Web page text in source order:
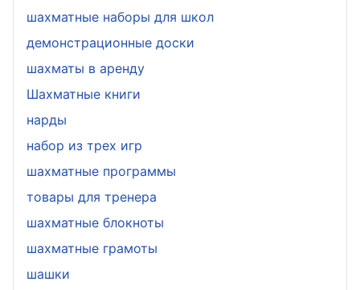
шахматные наборы для школ
демонстрационные доски
шахматы в аренду
Шахматные книги
нарды
набор из трех игр
шахматные программы
товары для тренера
шахматные блокноты
шахматные грамоты
шашки